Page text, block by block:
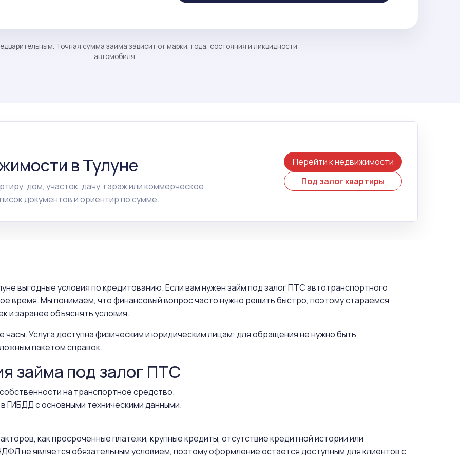
Точная сумма займа зависит от марки, года, состояния и ликвидности
автомобиля.
в Тулуне
дом, участок, дачу, гараж или коммерческое
документов и ориентир по сумме.
Перейти к недвижимости
Под залог квартиры
выгодные условия по кредитованию. Если вам нужен займ под залог ПТС автотранспортного
время. Мы понимаем, что финансовый вопрос часто нужно решить быстро, поэтому стараемся
и заранее объяснять условия.
Услуга доступна физическим и юридическим лицам: для обращения не нужно быть
пакетом справок.
займа под залог ПТС
на транспортное средство.
ГИБДД с основными техническими данными.
как просроченные платежи, крупные кредиты, отсутствие кредитной истории или
не является обязательным условием, поэтому оформление остается доступным для клиентов с